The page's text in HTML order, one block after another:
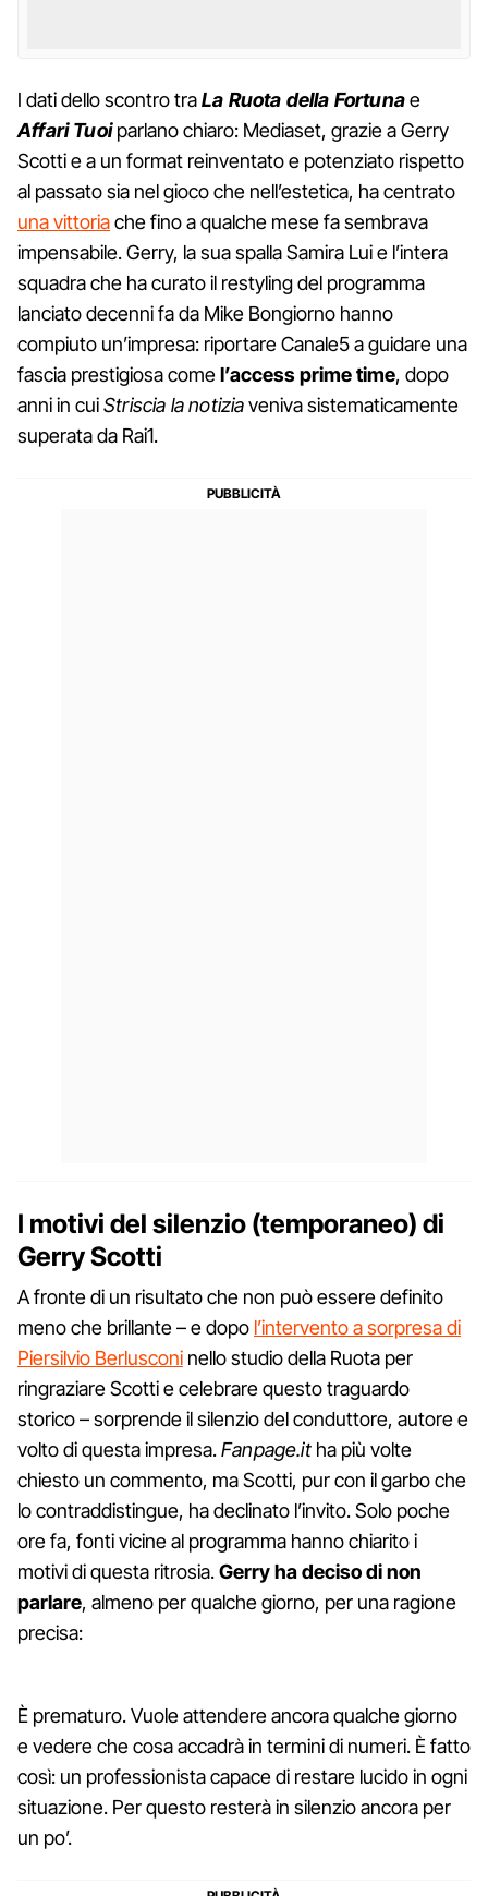
I dati dello scontro traLa Ruota della Fortunae
Affari Tuoiparlano chiaro: Mediaset, grazie a Gerry
Scotti e a un format reinventato e potenziato rispetto
al passato sia nel gioco che nell’estetica, ha centrato
una vittoriache fino a qualche mese fa sembrava
impensabile. Gerry, la sua spalla Samira Lui e l’intera
squadra che ha curato il restyling del programma
lanciato decenni fa da Mike Bongiorno hanno
compiuto un’impresa: riportare Canale5 a guidare una
fascia prestigiosa comel’access prime time, dopo
anni in cuiStriscia la notiziaveniva sistematicamente
superata da Rai1.
I motivi del silenzio (temporaneo) di
Gerry Scotti
A fronte di un risultato che non può essere definito
meno che brillante – e dopo l’intervento a sorpresa di
Piersilvio Berlusconi nello studio della Ruota per
ringraziare Scotti e celebrare questo traguardo
storico – sorprende il silenzio del conduttore, autore e
volto di questa impresa.Fanpage.itha più volte
chiesto un commento, ma Scotti, pur con il garbo che
lo contraddistingue, ha declinato l’invito. Solo poche
ore fa, fonti vicine al programma hanno chiarito i
motivi di questa ritrosia.Gerry ha deciso di non
parlare, almeno per qualche giorno, per una ragione
precisa:
È prematuro. Vuole attendere ancora qualche giorno
e vedere che cosa accadrà in termini di numeri. È fatto
così: un professionista capace di restare lucido in ogni
situazione. Per questo resterà in silenzio ancora per
un po’.